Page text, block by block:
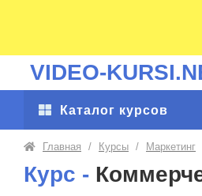
VIDEO-
Каталог курсов
Главная / Курсы / Маркетинг
Курс -